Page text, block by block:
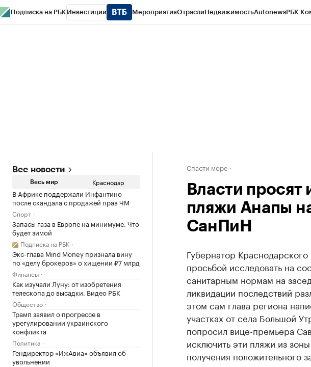
Подписка на РБК Инвестиции МероприятияОтраслиНедвижимостьAutonewsРБК
Все новости
Весь мир Краснодар
В Африке поддержали Инфантино
после скандала с продажей прав ЧМ
Спорт
Запасы газа в Европе на минимуме. Что
будет зимой
Подписка на РБК
Экс-глава Mind Money признала вину
по «делу брокеров» о хищении ₽7 млрд
Финансы
Как изучали Луну: от изобретения
телескопа до высадки. Видео РБК
Общество
Трамп заявил о прогрессе в
урегулировании украинского
конфликта
Политика
Гендиректор «ИжАвиа» объявил об
увольнении
Спасти море
Власти просят
пляжи Анапы
СанПиН
Губернатор
просьбой исследовать на
санитарным нормам на
ликвидации последствий
этом сам глава региона
участках от села Большой
попросил вице-премьера
исключить эти пляжи из
получения положительного